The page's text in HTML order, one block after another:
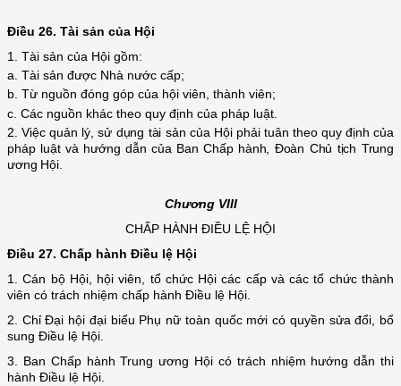
Điều 26. Tài sản của Hội
1. Tài sản của Hội gồm:
a. Tài sản được Nhà nước cấp;
b. Từ nguồn đóng góp của hội viên, thành viên;
c. Các nguồn khác theo quy định của pháp luật.
2.Việc quản lý, sử dụng tài sản của Hội phải tuân theo quy định của
pháp luật và hướng dẫn của Ban Chấp hành, Đoàn Chủ tịch Trung
ương Hội.
Chương VIII
CHẤP HÀNH ĐIỀU LỆ HỘI
Điều 27. Chấp hành Điều lệ Hội
1. Cán bộ Hội, hội viên, tổ chức Hội các cấp và các tổ chức thành
viên có trách nhiệm chấp hành Điều lệ Hội.
2. Chỉ Đại hội đại biểu Phụ nữ toàn quốc mới có quyền sửa đổi, bổ
sung Điều lệ Hội.
3. Ban Chấp hành Trung ương Hội có trách nhiệm hướng dẫn thi
hành Điều lệ Hội.